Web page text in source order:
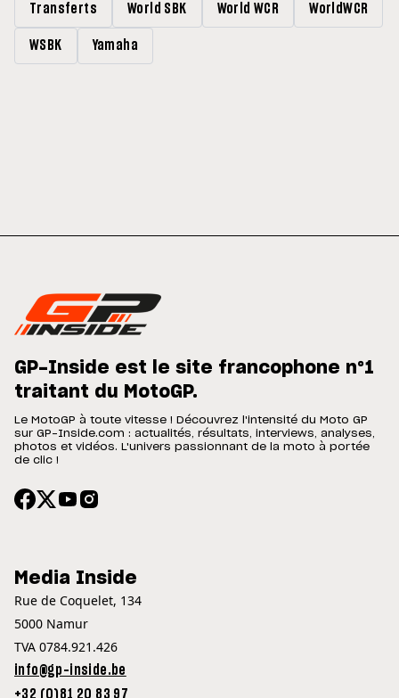
Transferts World SBK World WCR WorldWCR
WSBK Yamaha
GP-Inside est le site francophone n°1
traitant du MotoGP.
Le MotoGP à toute vitesse ! Découvrez l'intensité du Moto GP
sur GP-Inside.com : actualités, résultats, interviews, analyses,
photos et vidéos. L'univers passionnant de la moto à portée
de clic !
Media Inside
Rue de Coquelet, 134
5000 Namur
TVA 0784.921.426
info@gp-inside.be
+32 (0)81 20 83 97